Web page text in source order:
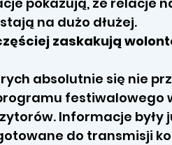
na dużo dłużej.
zaskakują
absolutnie się nie
festiwalowego
Informacje były
do transmisji